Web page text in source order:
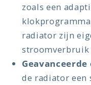
zoals een
radiator zijn
stroomverbruik
de radiator een